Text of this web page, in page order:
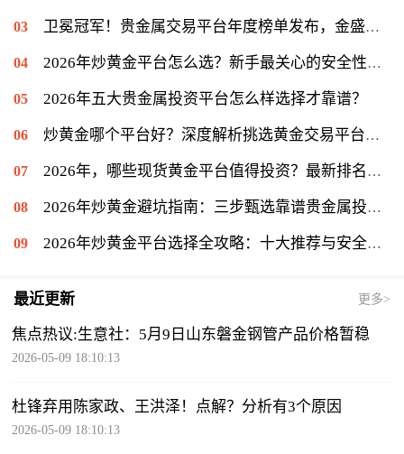
卫冕冠军！贵金属交易平台年度榜单发布，金盛贵金属再度登顶冠军宝座
2026年炒黄金平台怎么选？新手最关心的安全性问题揭秘
2026年五大贵金属投资平台怎么样选择才靠谱？
炒黄金哪个平台好？深度解析挑选黄金交易平台的关键
2026年，哪些现货黄金平台值得投资？最新排名揭晓
2026年炒黄金避坑指南：三步甄选靠谱贵金属投资平台
2026年炒黄金平台选择全攻略：十大推荐与安全投资排行
最近更新 更多>
焦点热议:生意社：5月9日山东磐金钢管产品价格暂稳
2026-05-09 18:10:13
杜锋弃用陈家政、王洪泽！点解？分析有3个原因
2026-05-09 18:10:13